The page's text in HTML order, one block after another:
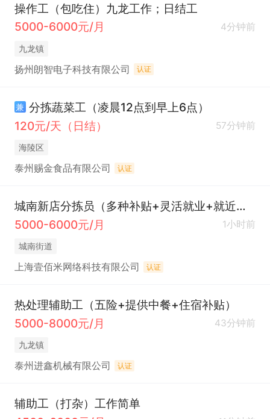
操作工（包吃住）九龙工作；日结工
5000-6000元/月
4分钟前
九龙镇
扬州朗智电子科技有限公司 认证
兼 分拣蔬菜工（凌晨12点到早上6点）
120元/天（日结）
57分钟前
海陵区
泰州赐金食品有限公司 认证
城南新店分拣员（多种补贴+灵活就业+就近分配）
5000-6000元/月
1小时前
城南街道
上海壹佰米网络科技有限公司 认证
热处理辅助工（五险+提供中餐+住宿补贴）
5000-8000元/月
43分钟前
九龙镇
泰州进鑫机械有限公司 认证
辅助工（打杂）工作简单